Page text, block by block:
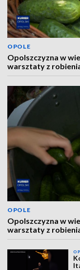
OPOLE
Opolszczyzna w
warsztaty z
OPOLE
Opolszczyzna w
warsztaty z